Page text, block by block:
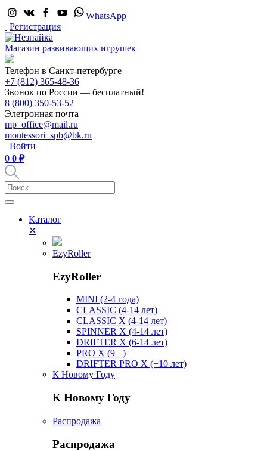
WhatsApp
Регистрация
Магазин развивающих игрушек
Телефон в Санкт-петербурге
+7 (812) 365-48-36
Звонок по России — бесплатный!
8 (800) 350-53-52
Элетронная почта
mp_office@mail.ru
montessori_spb@bk.ru
Войти
0 0 ₽
Каталог
✕
EzyRoller
EzyRoller
MINI (2-4 года)
CLASSIC (4-14 лет)
CLASSIC X (4-14 лет)
SPINNER X (4-14 лет)
DRIFTER X (6-14 лет)
PRO X (9 +)
DRIFTER PRO X (+10 лет)
К Новому Году
К Новому Году
Распродажа
Распродажа